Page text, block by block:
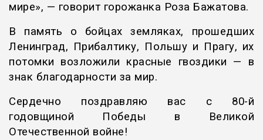
мире», — говорит горожанка Роза Бажатова.
В память о бойцах земляках, прошедших
Ленинград, Прибалтику, Польшу и Прагу, их
потомки возложили красные гвоздики — в
знак благодарности за мир.
Сердечно поздравляю вас с 80-й
годовщиной Победы в Великой
Отечественной войне!